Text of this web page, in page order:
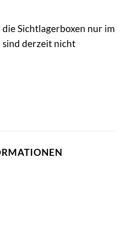
Sichtlagerboxen nur im
sind derzeit nicht